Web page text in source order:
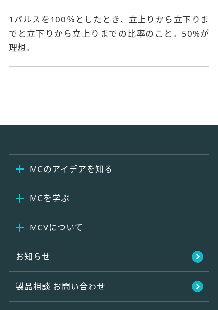
1パルスを100％としたとき、立上りから立下りま
でと立下りから立上りまでの比率のこと。50%が
理想。
MCのアイデアを知る
MCを学ぶ
MCVについて
お知らせ
製品相談 お問い合わせ